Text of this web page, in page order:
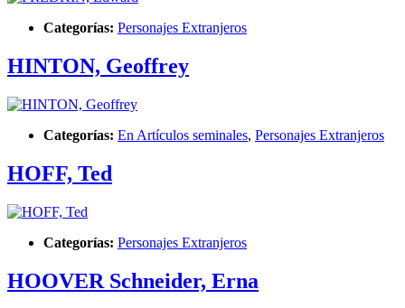
Categorías: Personajes Extranjeros
HINTON, Geoffrey
Categorías: En Artículos seminales, Personajes Extranjeros
HOFF, Ted
Categorías: Personajes Extranjeros
HOOVER Schneider, Erna